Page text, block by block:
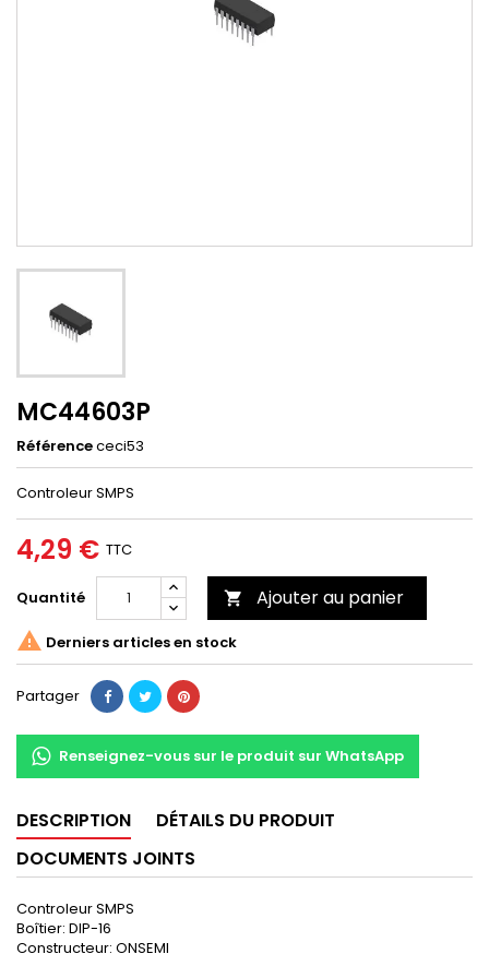
MC44603P
Référencececi53
Controleur SMPS
4,29 € TTC
Quantité  Ajouter au panier
 Derniers articles en stock
Partager
Renseignez-vous sur le produit sur WhatsApp
DESCRIPTION
DÉTAILS DU PRODUIT
DOCUMENTS JOINTS
Controleur SMPS
Boîtier: DIP-16
Constructeur: ONSEMI